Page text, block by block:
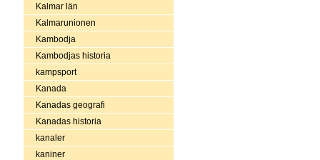
Kalmar län
Kalmarunionen
Kambodja
Kambodjas historia
kampsport
Kanada
Kanadas geografi
Kanadas historia
kanaler
kaniner